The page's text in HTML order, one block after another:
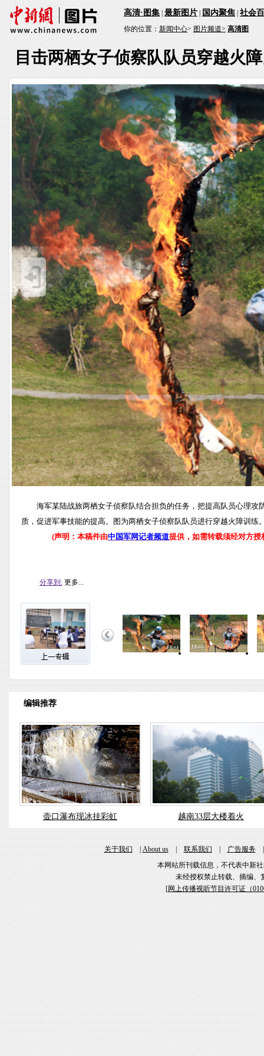
高清·图集|最新图片|国内聚焦|社会
你的位置：新闻中心>图片频道> 高清图
目击两栖女子侦察队队员穿越火障
海军某陆战旅两栖女子侦察队结合担负的任务，把提高队员心理
质，促进军事技能的提高。图为两栖女子侦察队队员进行穿越火障训练
(声明：本稿件由中国军网记者频道提供，如需转载须经对方授
分享到: 更多...
编辑推荐
壶口瀑布现冰挂彩虹 越南33层大楼着火
关于我们|About us|联系我们|广告服务
本网站所刊载信息，不代表中新
未经授权禁止转载、摘编、
[网上传播视听节目许可证（